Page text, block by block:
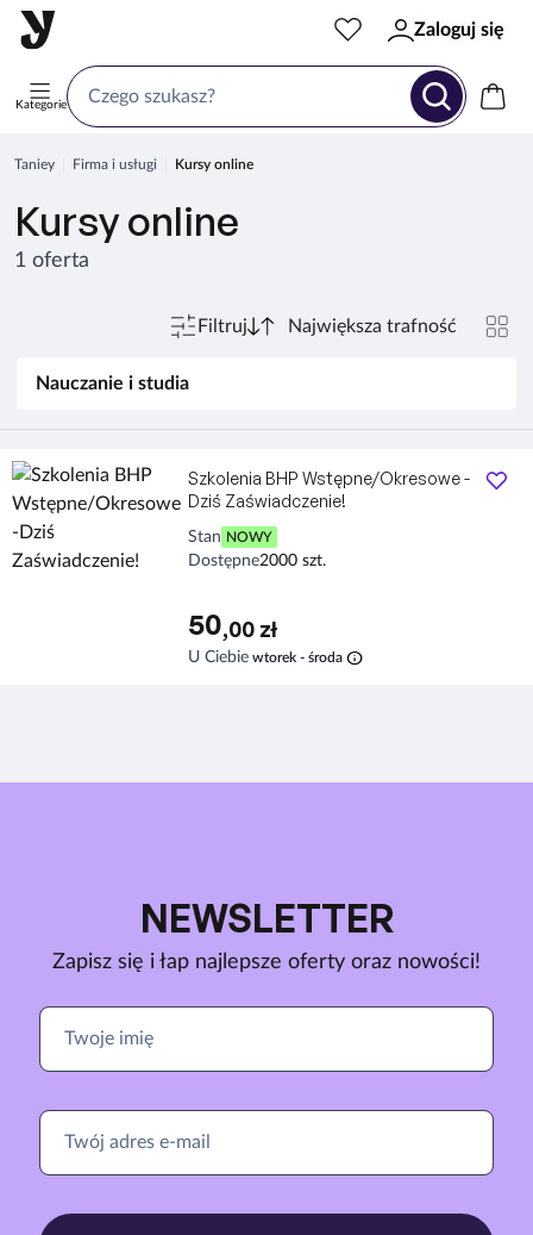
Kategorie
Zaloguj się
Taniey Firma i usługi Kursy online
Kursy online
1 oferta
Filtruj
Nauczanie i studia
Szkolenia BHP Wstępne/Okresowe -
Dziś Zaświadczenie!
Stan NOWY
Dostępne2000 szt.
50,00 zł
U Ciebie wtorek - środa info
NEWSLETTER
Zapisz się i łap najlepsze oferty oraz nowości!